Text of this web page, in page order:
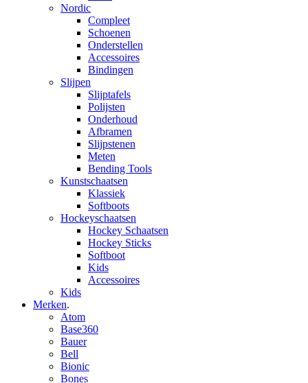
Nordic
Compleet
Schoenen
Onderstellen
Accessoires
Bindingen
Slijpen
Slijptafels
Polijsten
Onderhoud
Afbramen
Slijpstenen
Meten
Bending Tools
Kunstschaatsen
Klassiek
Softboots
Hockeyschaatsen
Hockey Schaatsen
Hockey Sticks
Softboot
Kids
Accessoires
Kids
Merken.
Atom
Base360
Bauer
Bell
Bionic
Bones